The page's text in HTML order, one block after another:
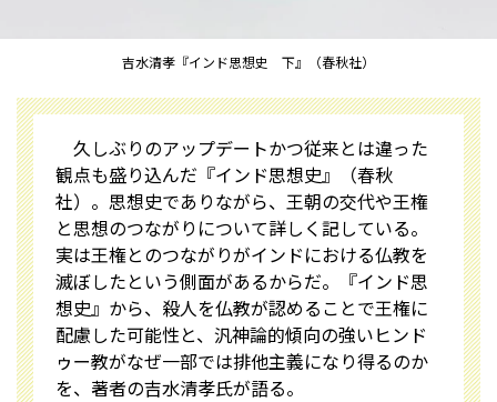
吉水清孝『インド思想史 下』（春秋社）
久しぶりのアップデートかつ従来とは違った
観点も盛り込んだ『インド思想史』（春秋
社）。思想史でありながら、王朝の交代や王権
と思想のつながりについて詳しく記している。
実は王権とのつながりがインドにおける仏教を
滅ぼしたという側面があるからだ。『インド思
想史』から、殺人を仏教が認めることで王権に
配慮した可能性と、汎神論的傾向の強いヒンド
ゥー教がなぜ一部では排他主義になり得るのか
を、著者の吉水清孝氏が語る。